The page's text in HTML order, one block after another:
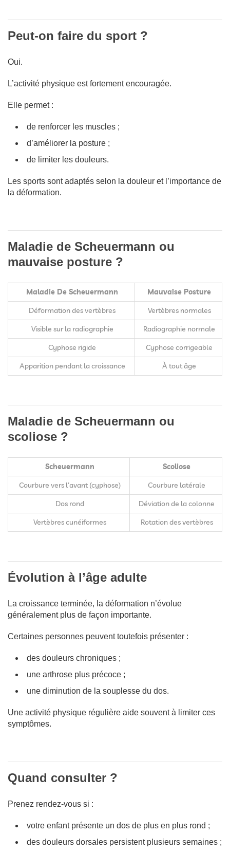
Peut-on faire du sport ?
Oui.
L’activité physique est fortement encouragée.
Elle permet :
de renforcer les muscles ;
d’améliorer la posture ;
de limiter les douleurs.
Les sports sont adaptés selon la douleur et l’importance de
la déformation.
Maladie de Scheuermann ou
mauvaise posture ?
Maladie De Scheuermann
Mauvaise Posture
Déformation des vertèbres
Vertèbres normales
Visible sur la radiographie
Radiographie normale
Cyphose rigide
Cyphose corrigeable
Apparition pendant la croissance
À tout âge
Maladie de Scheuermann ou
scoliose ?
Scheuermann
Scoliose
Courbure vers l’avant (cyphose)
Courbure latérale
Dos rond
Déviation de la colonne
Vertèbres cunéiformes
Rotation des vertèbres
Évolution à l’âge adulte
La croissance terminée, la déformation n’évolue
généralement plus de façon importante.
Certaines personnes peuvent toutefois présenter :
des douleurs chroniques ;
une arthrose plus précoce ;
une diminution de la souplesse du dos.
Une activité physique régulière aide souvent à limiter ces
symptômes.
Quand consulter ?
Prenez rendez-vous si :
votre enfant présente un dos de plus en plus rond ;
des douleurs dorsales persistent plusieurs semaines ;